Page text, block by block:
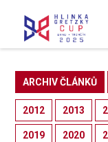
ARCHIV ČLÁNKŮ
2012 2013
2019 2020